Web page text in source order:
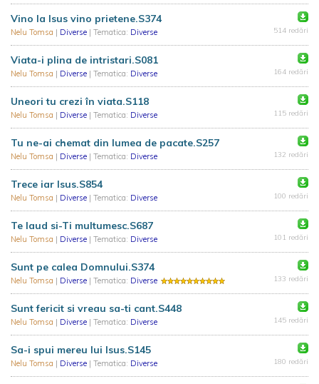
Vino la Isus vino prietene.S374
Nelu Tomsa | Diverse | Tematica: Diverse 514 redări
Viata-i plina de intristari.S081
Nelu Tomsa | Diverse | Tematica: Diverse 164 redări
Uneori tu crezi în viata.S118
Nelu Tomsa | Diverse | Tematica: Diverse 115 redări
Tu ne-ai chemat din lumea de pacate.S257
Nelu Tomsa | Diverse | Tematica: Diverse 132 redări
Trece iar Isus.S854
Nelu Tomsa | Diverse | Tematica: Diverse 100 redări
Te laud si-Ti multumesc.S687
Nelu Tomsa | Diverse | Tematica: Diverse 101 redări
Sunt pe calea Domnului.S374
Nelu Tomsa | Diverse | Tematica: Diverse 133 redări
Sunt fericit si vreau sa-ti cant.S448
Nelu Tomsa | Diverse | Tematica: Diverse 145 redări
Sa-i spui mereu lui Isus.S145
Nelu Tomsa | Diverse | Tematica: Diverse 180 redări